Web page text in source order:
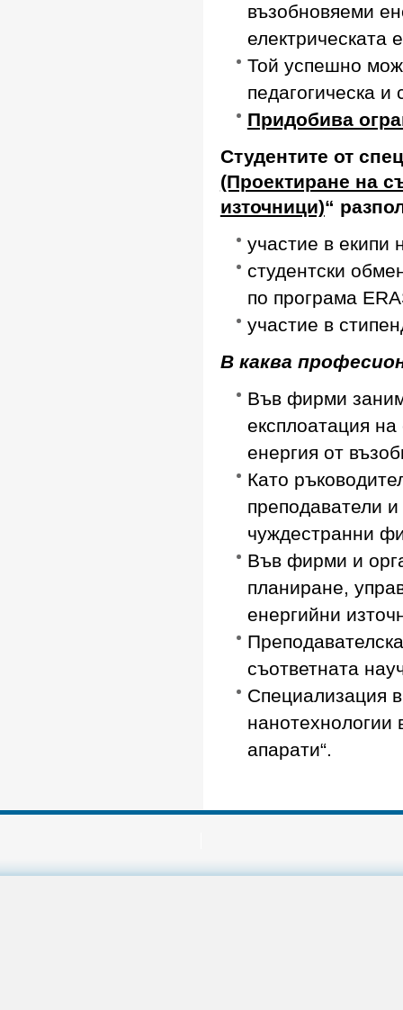
възобновяеми
електрическата
Той успешно
педагогическа
Придобива
Студентите от
(Проектиране на
източници)“
участие в екипи
студентски
по програма
участие в
В каква
Във фирми
експлоатация
енергия от
Като
преподаватели
чуждестранни
Във фирми и
планиране,
енергийни
съответната
Специализация
нанотехнологии
апарати“.